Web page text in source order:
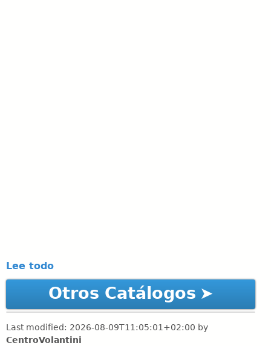
Lee todo
Otros Catálogos
Last modified: 2026-08-09T11:05:01+02:00 by
CentroVolantini